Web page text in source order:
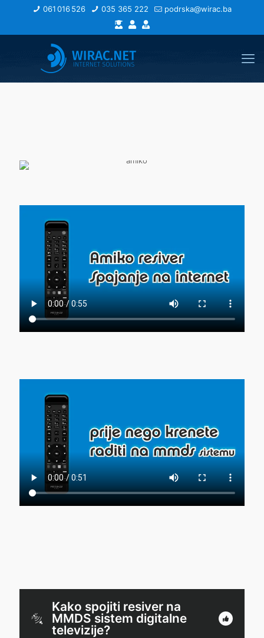
061 016 526 035 365 222 podrska@wirac.ba
Kako spojiti resiver na
MMDS sistem digitalne
televizije?